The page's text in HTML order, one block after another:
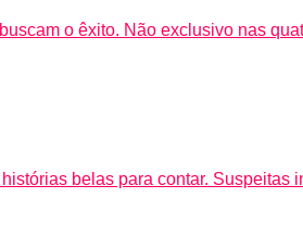
o êxito. Não exclusivo nas
belas para contar.